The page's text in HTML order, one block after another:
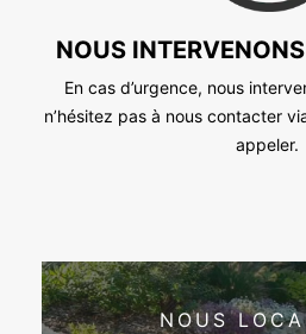
NOUS
En cas d’urgence, nous
n’hésitez pas à nous contacter
appeler.
NOUS